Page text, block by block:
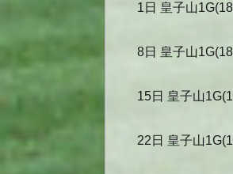
1日 皇子山
8日 皇子山
15日 皇子山
22日 皇子山